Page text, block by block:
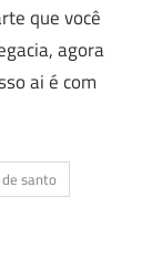
que você
agora
ai é com
santo